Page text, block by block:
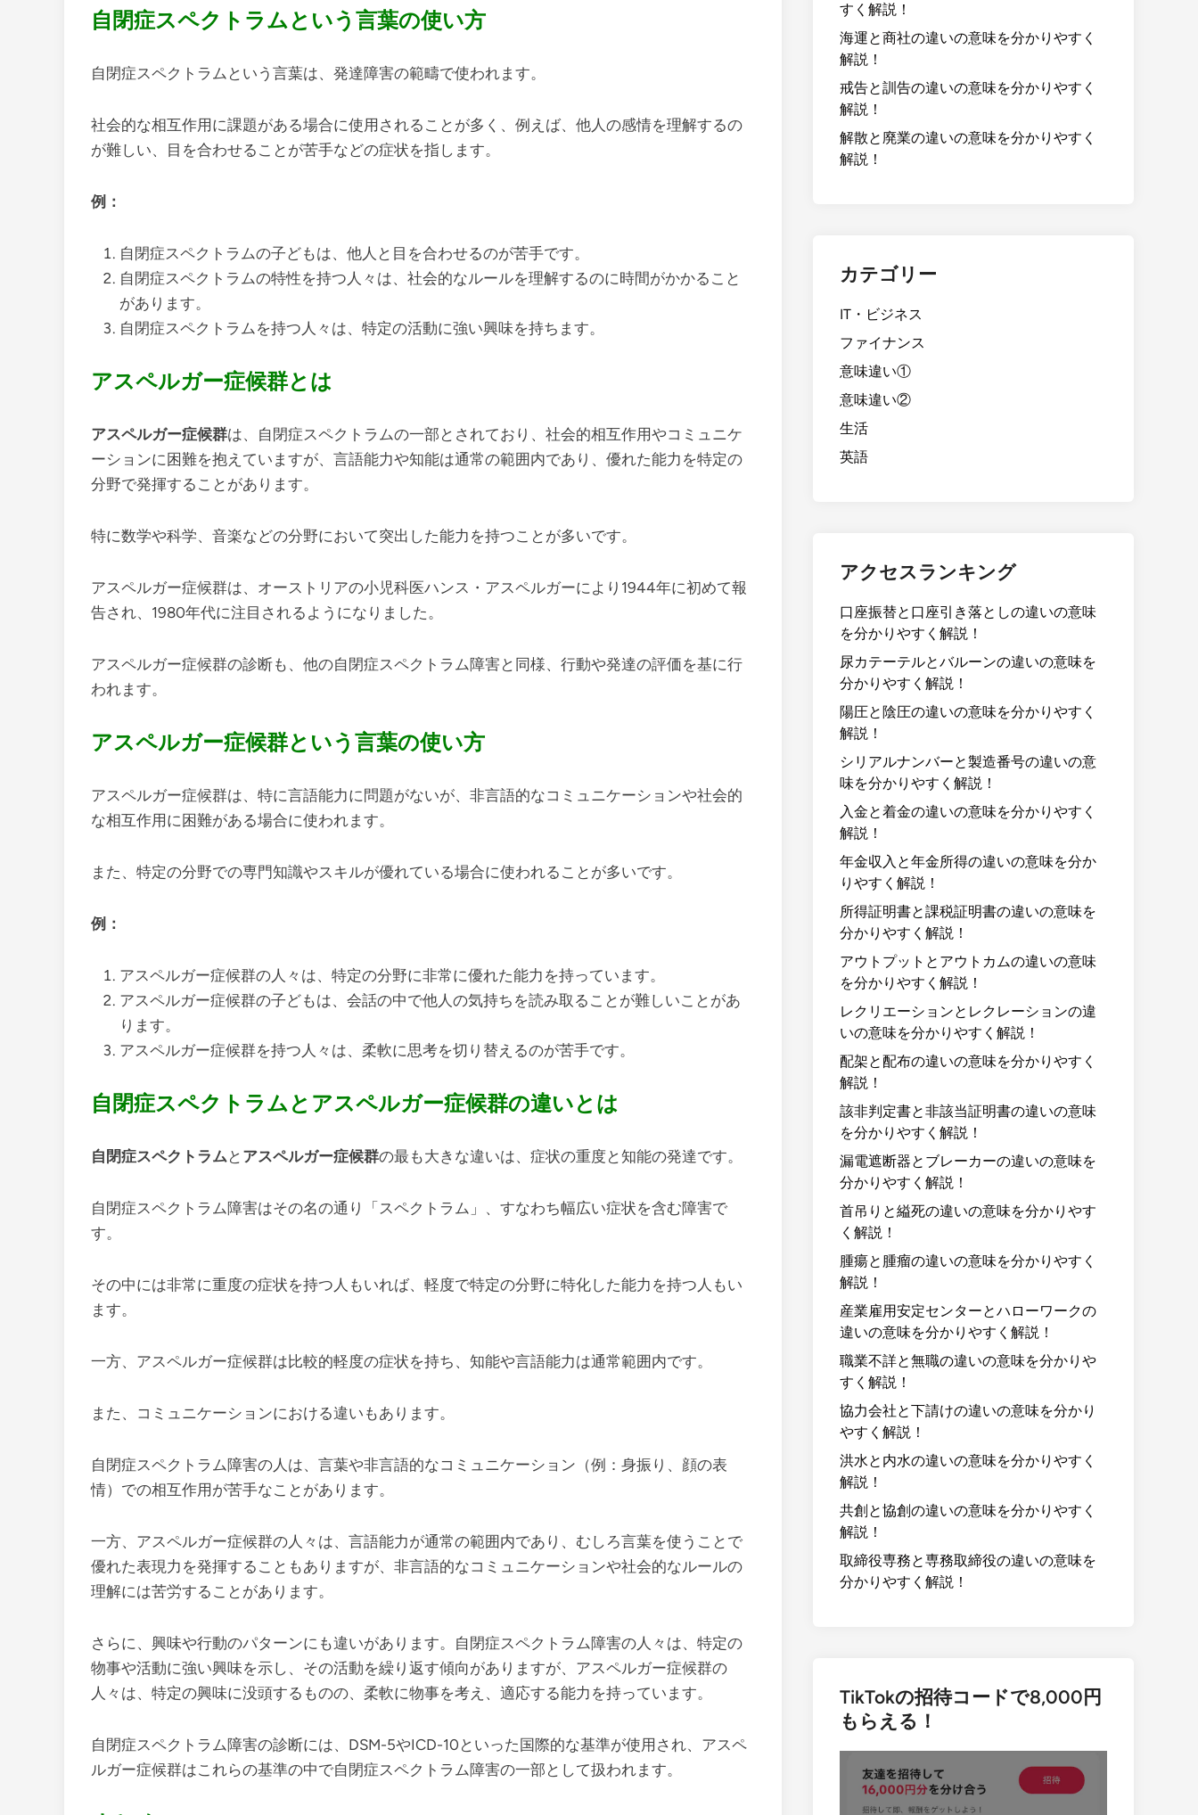
自閉症スペクトラムという言葉の使い方
自閉症スペクトラムという言葉は、発達障害の範疇で使われます。
社会的な相互作用に課題がある場合に使用されることが多く、例えば、他人の感情を理解するの
が難しい、目を合わせることが苦手などの症状を指します。
例：
自閉症スペクトラムの子どもは、他人と目を合わせるのが苦手です。
自閉症スペクトラムの特性を持つ人々は、社会的なルールを理解するのに時間がかかること
があります。
自閉症スペクトラムを持つ人々は、特定の活動に強い興味を持ちます。
アスペルガー症候群とは
アスペルガー症候群は、自閉症スペクトラムの一部とされており、社会的相互作用やコミュニケ
ーションに困難を抱えていますが、言語能力や知能は通常の範囲内であり、優れた能力を特定の
分野で発揮することがあります。
特に数学や科学、音楽などの分野において突出した能力を持つことが多いです。
アスペルガー症候群は、オーストリアの小児科医ハンス・アスペルガーにより1944年に初めて報
告され、1980年代に注目されるようになりました。
アスペルガー症候群の診断も、他の自閉症スペクトラム障害と同様、行動や発達の評価を基に行
われます。
アスペルガー症候群という言葉の使い方
アスペルガー症候群は、特に言語能力に問題がないが、非言語的なコミュニケーションや社会的
な相互作用に困難がある場合に使われます。
また、特定の分野での専門知識やスキルが優れている場合に使われることが多いです。
例：
アスペルガー症候群の人々は、特定の分野に非常に優れた能力を持っています。
アスペルガー症候群の子どもは、会話の中で他人の気持ちを読み取ることが難しいことがあ
ります。
アスペルガー症候群を持つ人々は、柔軟に思考を切り替えるのが苦手です。
自閉症スペクトラムとアスペルガー症候群の違いとは
自閉症スペクトラムと アスペルガー症候群の最も大きな違いは、症状の重度と知能の発達です。
自閉症スペクトラム障害はその名の通り「スペクトラム」、すなわち幅広い症状を含む障害で
す。
その中には非常に重度の症状を持つ人もいれば、軽度で特定の分野に特化した能力を持つ人もい
ます。
一方、アスペルガー症候群は比較的軽度の症状を持ち、知能や言語能力は通常範囲内です。
また、コミュニケーションにおける違いもあります。
自閉症スペクトラム障害の人は、言葉や非言語的なコミュニケーション（例：身振り、顔の表
情）での相互作用が苦手なことがあります。
一方、アスペルガー症候群の人々は、言語能力が通常の範囲内であり、むしろ言葉を使うことで
優れた表現力を発揮することもありますが、非言語的なコミュニケーションや社会的なルールの
理解には苦労することがあります。
さらに、興味や行動のパターンにも違いがあります。自閉症スペクトラム障害の人々は、特定の
物事や活動に強い興味を示し、その活動を繰り返す傾向がありますが、アスペルガー症候群の
人々は、特定の興味に没頭するものの、柔軟に物事を考え、適応する能力を持っています。
自閉症スペクトラム障害の診断には、DSM-5やICD-10といった国際的な基準が使用され、アスペ
ルガー症候群はこれらの基準の中で自閉症スペクトラム障害の一部として扱われます。
すく解説！
海運と商社の違いの意味を分かりやすく
解説！
戒告と訓告の違いの意味を分かりやすく
解説！
解散と廃業の違いの意味を分かりやすく
解説！
カテゴリー
IT・ビジネス
ファイナンス
意味違い①
意味違い②
生活
英語
アクセスランキング
口座振替と口座引き落としの違いの意味
を分かりやすく解説！
尿カテーテルとバルーンの違いの意味を
分かりやすく解説！
陽圧と陰圧の違いの意味を分かりやすく
解説！
シリアルナンバーと製造番号の違いの意
味を分かりやすく解説！
入金と着金の違いの意味を分かりやすく
解説！
年金収入と年金所得の違いの意味を分か
りやすく解説！
所得証明書と課税証明書の違いの意味を
分かりやすく解説！
アウトプットとアウトカムの違いの意味
を分かりやすく解説！
レクリエーションとレクレーションの違
いの意味を分かりやすく解説！
配架と配布の違いの意味を分かりやすく
解説！
該非判定書と非該当証明書の違いの意味
を分かりやすく解説！
漏電遮断器とブレーカーの違いの意味を
分かりやすく解説！
首吊りと縊死の違いの意味を分かりやす
く解説！
腫瘍と腫瘤の違いの意味を分かりやすく
解説！
産業雇用安定センターとハローワークの
違いの意味を分かりやすく解説！
職業不詳と無職の違いの意味を分かりや
すく解説！
協力会社と下請けの違いの意味を分かり
やすく解説！
洪水と内水の違いの意味を分かりやすく
解説！
共創と協創の違いの意味を分かりやすく
解説！
取締役専務と専務取締役の違いの意味を
分かりやすく解説！
TikTokの招待コードで8,000円
もらえる！